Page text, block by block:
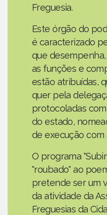
Freguesia.
Este órgão do
é caracterizado
que
as funções e
estão atribuídas,
quer pela
protocoladas
do estado,
de execução com
O programa
"roubado" ao
pretende ser um
da atividade da
Freguesias da